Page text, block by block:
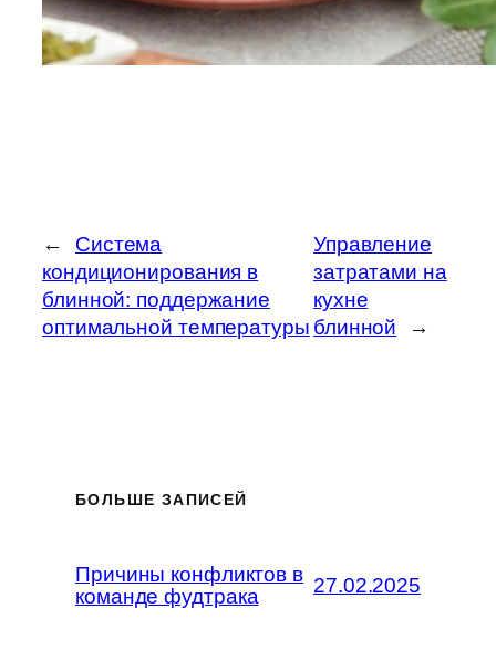
←
Система
кондиционирования в
блинной: поддержание
оптимальной температуры
Управление
затратами на
кухне
блинной
→
БОЛЬШЕ ЗАПИСЕЙ
Причины конфликтов в
команде фудтрака
27.02.2025